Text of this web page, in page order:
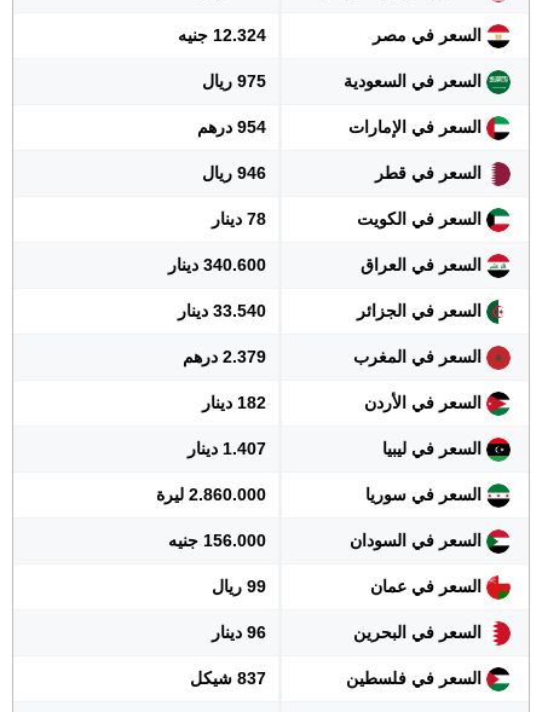
السعر في مصر 12.324 جنيه
السعر في السعودية 975 ريال
السعر في الإمارات 954 درهم
السعر في قطر 946 ريال
السعر في الكويت 78 دينار
السعر في العراق 340.600 دينار
السعر في الجزائر 33.540 دينار
السعر في المغرب 2.379 درهم
السعر في الأردن 182 دينار
السعر في ليبيا 1.407 دينار
السعر في سوريا 2.860.000 ليرة
السعر في السودان 156.000 جنيه
السعر في عمان 99 ريال
السعر في البحرين 96 دينار
السعر في فلسطين 837 شيكل